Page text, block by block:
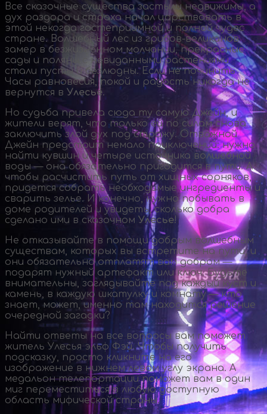
Все сказочные существа застыли недвижимы, а
дух раздора и страха начал царствовать в
этой некогда гостеприимной и полной чудес
стране. Волшебный лес изгрибов-великанов
замер в безжизненном молчании, прекрасные
сады и поляны с невиданными растениями
стали пусты и безлюдны. Если не починить
Часы равновесия, покой и радость никогда не
вернутся в Улесье.
Но судьба привела сюда ту самую Джейн, и
жители верят, что только ей по силам снова
заключить злой дух под стражу. Отважной
Джейн предстоит немало приключений: нужно
найти кувшин и четыре источника волшебной
воды — она обязательно пригодится в пути. А
чтобы расчистить путь от хищных сорняков,
придется собрать необходимые ингредиенты и
сварить зелье. И конечно, нужно побывать в
доме родителей и увидеть, сколько добра
сделано ими в сказочном Улесье!
Не отказывайте в помощи добрым волшебным
существам, которых вы встретите на пути, и
они обязательно отплатят вам добром —
подарят нужный артефакт или ключ. Будьте
внимательны, заглядывайте под каждый куст и
камень, в каждую шкатулку и комнату — кто
знает, может, именно там находится решение
очередной загадки?
Найти ответы на все вопросы вам поможет
житель Улесья эльф Фэй. Чтобы получить
подсказку, просто кликните на его
изображение в нижнем левом углу экрана. А
медальон телепортации поможет вам в один
миг переместиться в любую доступную
область мифической страны.